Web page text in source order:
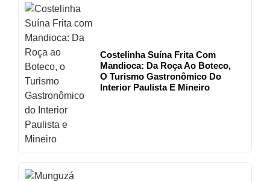
Costelinha Suína Frita Com
Mandioca: Da Roça Ao Boteco,
O Turismo Gastronômico Do
Interior Paulista E Mineiro